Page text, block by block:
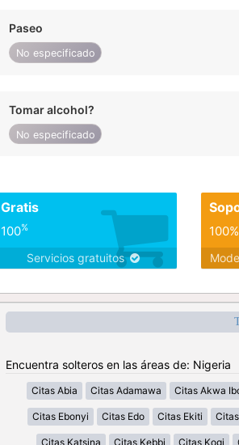
Paseo
No especificado
Tomar alcohol?
No especificado
Gratis
100%
Servicios gratuitos
Encuentra solteros en las áreas de: Nigeria
Citas Abia Citas Adamawa Citas Akwa
Citas Ebonyi Citas Edo Citas Ekiti
Citas Katsina Citas Kebbi Citas Kogi